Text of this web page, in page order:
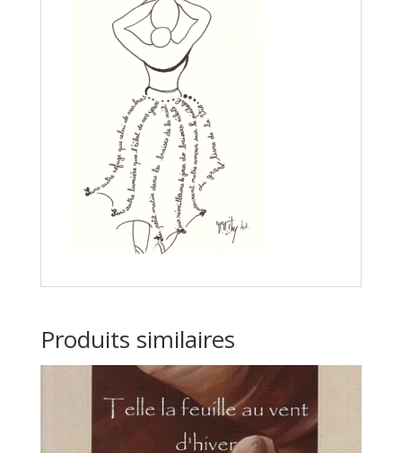
Produits similaires